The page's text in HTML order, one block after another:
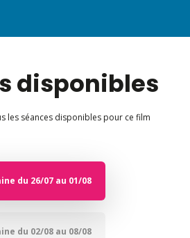
disponibles
les séances disponibles pour ce film
du 26/07 au 01/08
du 02/08 au 08/08